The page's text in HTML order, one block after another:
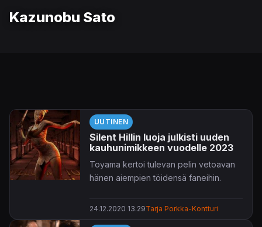
Kazunobu Sato
UUTINEN
Silent Hillin luoja julkisti uuden
kauhunimikkeen vuodelle 2023
Toyama kertoi tulevan pelin vetoavan
hänen aiempien töidensä faneihin.
24.12.2020 13.29Tarja Porkka-Kontturi